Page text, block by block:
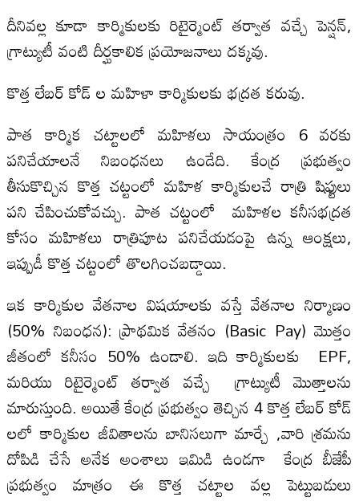
దీనివల్ల కూడా కార్మికులకు రిటైర్మెంట్ తర్వాత వచ్చే పెన్షన్,
గ్రాట్యుటీ వంటి దీర్ఘకాలిక ప్రయోజనాలు దక్కవు.
కొత్త లేబర్ కోడ్ ల మహిళా కార్మికులకు భద్రత కరువు.
పాత కార్మిక చట్టాలలో మహిళలు సాయంత్రం 6 వరకు
పనిచేయాలనే నిబంధనలు ఉండేది. కేంద్ర ప్రభుత్వం
తీసుకొచ్చిన కొత్త చట్టంలో మహిళ కార్మికులచే రాత్రి షిఫ్టులు
పని చేపించుకోవచ్చు. పాత చట్టంలో మహిళల కనీసభద్రత
కోసం మహిళలు రాత్రిపూట పనిచేయడంపై ఉన్న ఆంక్షలు,
ఇప్పుడీ కొత్త చట్టంలో తొలగించబడ్డాయి.
ఇక కార్మికుల వేతనాల విషయాలకు వస్తే వేతనాల నిర్మాణం
(50% నిబంధన): ప్రాథమిక వేతనం (Basic Pay) మొత్తం
జీతంలో కనీసం 50% ఉండాలి. ఇది కార్మికులకు EPF,
మరియు రిటైర్మెంట్ తర్వాత వచ్చే గ్రాట్యుటీ మొత్తాలను
మారుస్తుంది. అయితే కేంద్ర ప్రభుత్వం తెచ్చిన 4 కొత్త లేబర్ కోడ్
లలో కార్మికుల జీవితాలను బానిసలుగా మార్చే ,వారి శ్రమను
దోపిడి చేసే అనేక అంశాలు ఇమిడి ఉండగా కేంద్ర బీజేపీ
ప్రభుత్వం మాత్రం ఈ కొత్త చట్టాల వల్ల పెట్టుబడులు